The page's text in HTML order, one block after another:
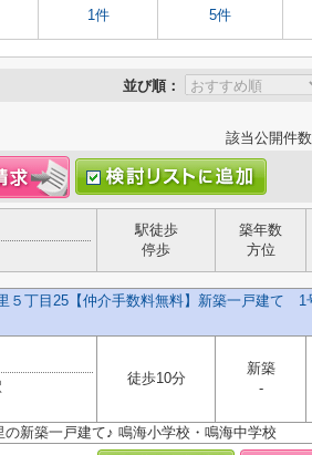
1件 5件
並び順：
該当公開件数
駅徒歩
停歩
築年数
方位
５丁目25【仲介手数料無料】新築一戸建て 1
徒歩10分
新築
-
築一戸建て♪ 鳴海小学校・鳴海中学校